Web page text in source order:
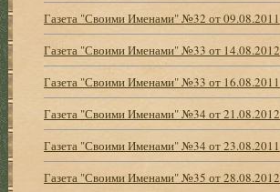
Газета "Своими Именами" №32 от 09.08.2011
Газета "Своими Именами" №33 от 14.08.2012
Газета "Своими Именами" №33 от 16.08.2011
Газета "Своими Именами" №34 от 21.08.2012
Газета "Своими Именами" №34 от 23.08.2011
Газета "Своими Именами" №35 от 28.08.2012